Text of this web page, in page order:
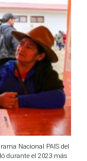
Nacional PAIS del
durante el 2023 más